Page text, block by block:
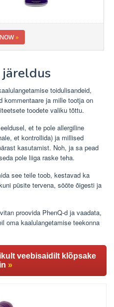
»
järeldus
toidulisandeid,
kommentaare ja mille tootja on
toodete valiku tõttu.
et te pole allergiline
et kontrollida) ja millised
kasutamist. Noh, ja sa pead
pole liiga raske teha.
see teile toob, kestavad ka
püsite tervena, sööte õigesti ja
proovida PhenQ-d ja vaadata,
oma kaalulangetamise teekonna
veebisaidilt klõpsake
»